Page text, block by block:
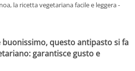
la ricetta vegetariana facile e leggera -
buonissimo, questo antipasto si fa
garantisce gusto e